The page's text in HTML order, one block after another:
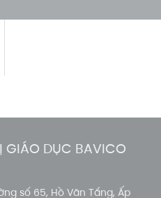
GIÁO DỤC BAVICO
số 65, Hồ Văn Tắng, Ấp